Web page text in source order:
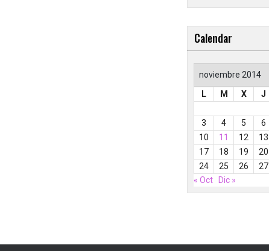
Calendar
noviembre 2014
L
M X J
3
4 5 6
10
11 12 13
17
18 19 20
24
25 26 27
« Oct
Dic »